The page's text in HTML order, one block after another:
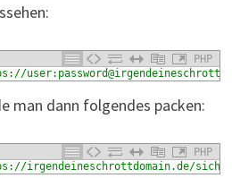
PHP
man dann folgendes packen:
PHP
irgendeineschrottdomain.de/